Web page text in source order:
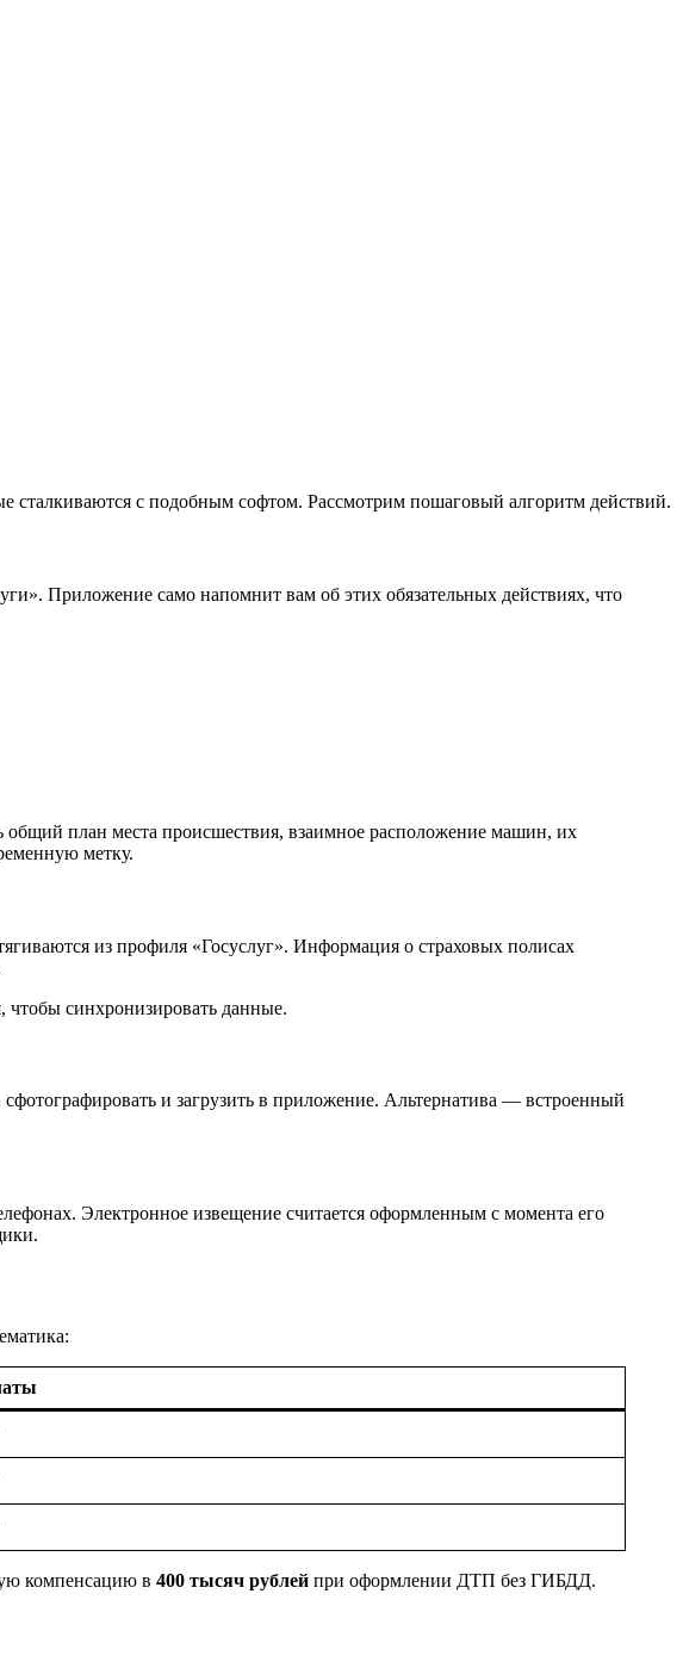
сталкиваются с подобным софтом. Рассмотрим пошаговый алгоритм действий.
Приложение само напомнит вам об этих обязательных действиях, что
план места происшествия, взаимное расположение машин, их
метку.
из профиля «Госуслуг». Информация о страховых полисах
чтобы синхронизировать данные.
и загрузить в приложение. Альтернатива — встроенный
Электронное извещение считается оформленным с момента его
компенсацию в 400 тысяч рублей при оформлении ДТП без ГИБДД.